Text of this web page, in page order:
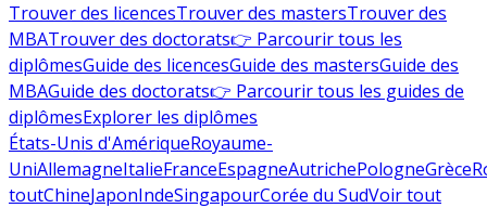
Trouver des licencesTrouver des mastersTrouver des
MBATrouver des doctorats👉 Parcourir tous les
diplômesGuide des licencesGuide des mastersGuide des
MBAGuide des doctorats👉 Parcourir tous les guides de
diplômesExplorer les diplômes
États-Unis d'AmériqueRoyaume-
UniAllemagneItalieFranceEspagneAutrichePologneGrèce
toutChineJaponIndeSingapourCorée du SudVoir tout